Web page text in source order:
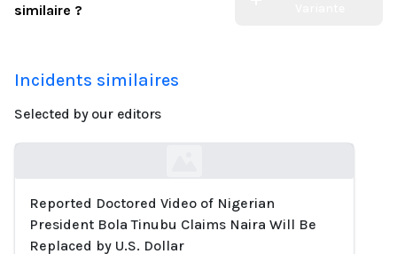
similaire ?
Incidents similaires
Selected by our editors
Loading...
Reported Doctored Video of Nigerian
President Bola Tinubu Claims Naira Will Be
Replaced by U.S. Dollar